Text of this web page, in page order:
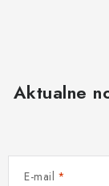
Aktualne
E-mail